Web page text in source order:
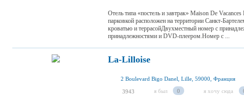
Отель типа «постель и завтрак» Maison De
парковкой расположен на территории Санкт-
кроватью и террасойДвухместный номер с
принадлежностями и DVD-плеером.Номер с ...
La-Lilloise
2 Boulevard Bigo Danel, Lille, 59000, Франция
3943 я был 0 я хочу сюда